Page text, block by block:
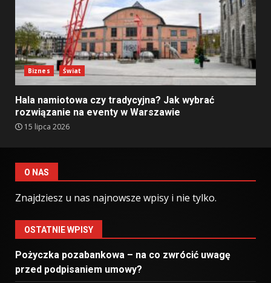
Biznes Świat
Hala namiotowa czy tradycyjna? Jak wybrać
rozwiązanie na eventy w Warszawie
15 lipca 2026
O NAS
Znajdziesz u nas najnowsze wpisy i nie tylko.
OSTATNIE WPISY
Pożyczka pozabankowa – na co zwrócić uwagę
przed podpisaniem umowy?